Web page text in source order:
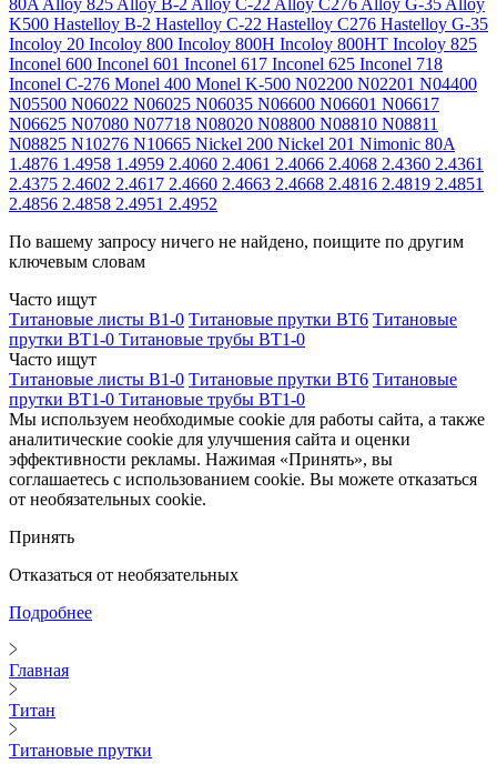
80A Alloy 825 Alloy B-2 Alloy C-22 Alloy C276 Alloy G-35 Alloy
K500 Hastelloy B-2 Hastelloy C-22 Hastelloy C276 Hastelloy G-35
Incoloy 20 Incoloy 800 Incoloy 800H Incoloy 800HT Incoloy 825
Inconel 600 Inconel 601 Inconel 617 Inconel 625 Inconel 718
Inconel C-276 Monel 400 Monel K-500 N02200 N02201 N04400
N05500 N06022 N06025 N06035 N06600 N06601 N06617
N06625 N07080 N07718 N08020 N08800 N08810 N08811
N08825 N10276 N10665 Nickel 200 Nickel 201 Nimonic 80A
1.4876 1.4958 1.4959 2.4060 2.4061 2.4066 2.4068 2.4360 2.4361
2.4375 2.4602 2.4617 2.4660 2.4663 2.4668 2.4816 2.4819 2.4851
2.4856 2.4858 2.4951 2.4952
По вашему запросу ничего не найдено, поищите по другим
ключевым словам
Часто ищут
Титановые листы В1-0 Титановые прутки ВТ6 Титановые
прутки ВТ1-0 Титановые трубы ВТ1-0
Часто ищут
Титановые листы В1-0 Титановые прутки ВТ6 Титановые
прутки ВТ1-0 Титановые трубы ВТ1-0
Мы используем необходимые cookie для работы сайта, а также
аналитические cookie для улучшения сайта и оценки
эффективности рекламы. Нажимая «Принять», вы
соглашаетесь с использованием cookie. Вы можете отказаться
от необязательных cookie.
Принять
Отказаться от необязательных
Подробнее
Главная
Титан
Титановые прутки